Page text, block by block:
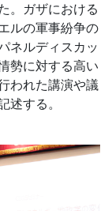
。ガザにおける
ルの軍事紛争の
ネルディスカッ
勢に対する高い
われた講演や議
述する。